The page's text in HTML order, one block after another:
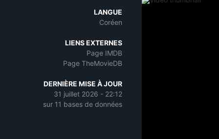
LANGUE
Coréen
LIENS EXTERNES
Page IMDB
Page TheMovieDB
DERNIÈRE MISE À JOUR
31 juillet 2026 - 22:12
sur 11 bases de données